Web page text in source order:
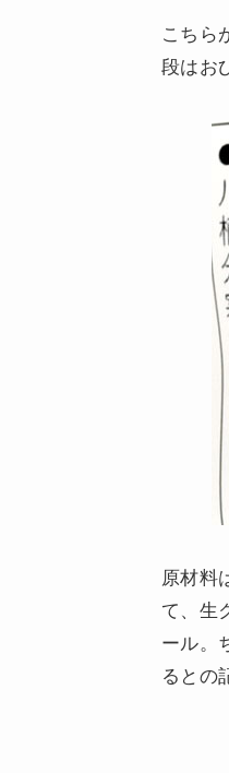
こちら
段はお
原材料
て、生
ール。
るとの